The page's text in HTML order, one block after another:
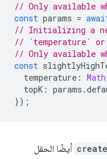
// Only available
const params =
// Initializing a
//
// Only available
const
temperature:
topK: params.
أيضًا الحقل